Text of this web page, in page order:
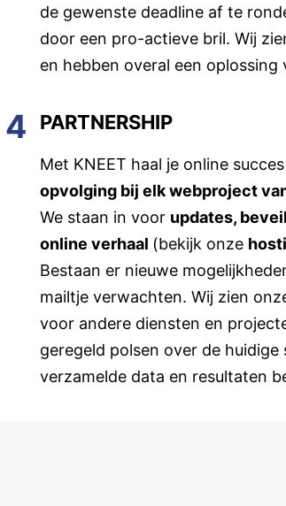
de gewenste deadline af te
door een pro-actieve bril. Wij
en hebben overal een oplossing
4 PARTNERSHIP
Met KNEET haal je online
opvolging bij elk webproject
We staan in voor updates,
online verhaal (bekijk onze
Bestaan er nieuwe
mailtje verwachten. Wij zien
voor andere diensten en
geregeld polsen over de
verzamelde data en resultaten